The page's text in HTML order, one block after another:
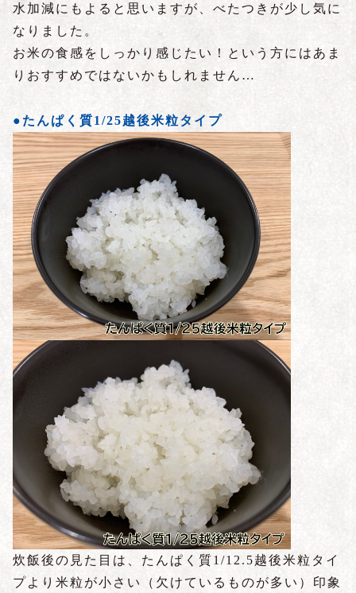
水加減にもよると思いますが、べたつきが少し気に
なりました。
お米の食感をしっかり感じたい！という方にはあま
りおすすめではないかもしれません…
●たんぱく質1/25越後米粒タイプ
炊飯後の見た目は、たんぱく質1/12.5越後米粒タイ
プより米粒が小さい（欠けているものが多い）印象